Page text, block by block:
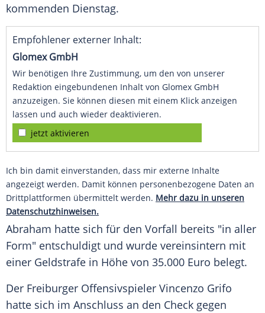
kommenden Dienstag.
Empfohlener externer Inhalt:
Glomex GmbH
Wir benötigen Ihre Zustimmung, um den von unserer
Redaktion eingebundenen Inhalt von Glomex GmbH
anzuzeigen. Sie können diesen mit einem Klick anzeigen
lassen und auch wieder deaktivieren.
jetzt aktivieren
Ich bin damit einverstanden, dass mir externe Inhalte
angezeigt werden. Damit können personenbezogene Daten an
Drittplattformen übermittelt werden. Mehr dazu in unseren
Datenschutzhinweisen.
Abraham hatte sich für den Vorfall bereits "in aller
Form" entschuldigt und wurde vereinsintern mit
einer Geldstrafe in Höhe von 35.000 Euro belegt.
Der Freiburger Offensivspieler Vincenzo Grifo
hatte sich im Anschluss an den Check gegen